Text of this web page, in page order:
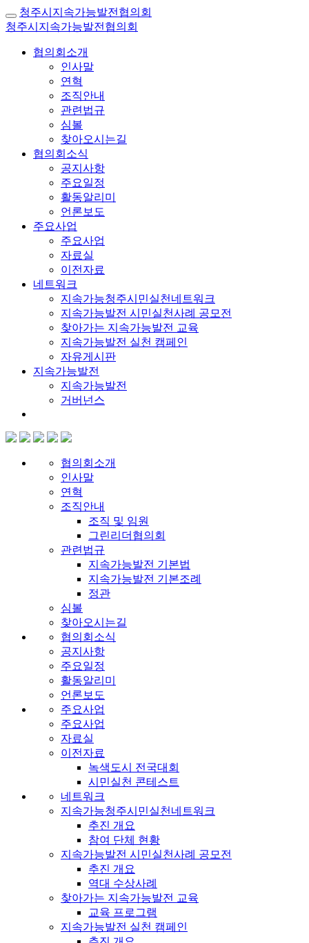
청주시지속가능발전협의회
청주시지속가능발전협의회
협의회소개
인사말
연혁
조직안내
관련법규
심볼
찾아오시는길
협의회소식
공지사항
주요일정
활동알리미
언론보도
주요사업
주요사업
자료실
이전자료
네트워크
지속가능청주시민실천네트워크
지속가능발전 시민실천사례 공모전
찾아가는 지속가능발전 교육
지속가능발전 실천 캠페인
자유게시판
지속가능발전
지속가능발전
거버넌스
협의회소개
인사말
연혁
조직안내
조직 및 임원
그린리더협의회
관련법규
지속가능발전 기본법
지속가능발전 기본조례
정관
심볼
찾아오시는길
협의회소식
공지사항
주요일정
활동알리미
언론보도
주요사업
주요사업
자료실
이전자료
녹색도시 전국대회
시민실천 콘테스트
네트워크
지속가능청주시민실천네트워크
추진 개요
참여 단체 현황
지속가능발전 시민실천사례 공모전
추진 개요
역대 수상사례
찾아가는 지속가능발전 교육
교육 프로그램
지속가능발전 실천 캠페인